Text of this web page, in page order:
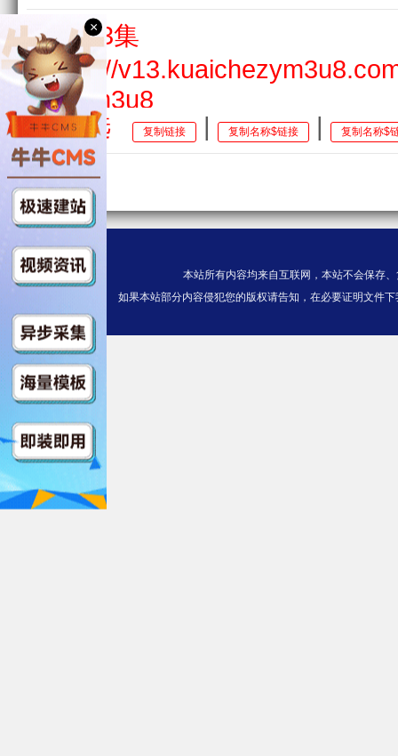
第03集
$https://
ndex.m3u8
第04集
$https://
ndex.m3u8
第05集
$https://
/index.m3u8
第06集
$https://
o/index.m3u8
第07集
全选 复制链接 | 复制名称$链接 | 复制名称$
本站所有内容均来自互联网，本站不会保存
如果本站部分内容侵犯您的版权请告知，在必要证明文件
×